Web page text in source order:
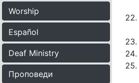
Worship
Español
Deaf Ministry
Проповеди